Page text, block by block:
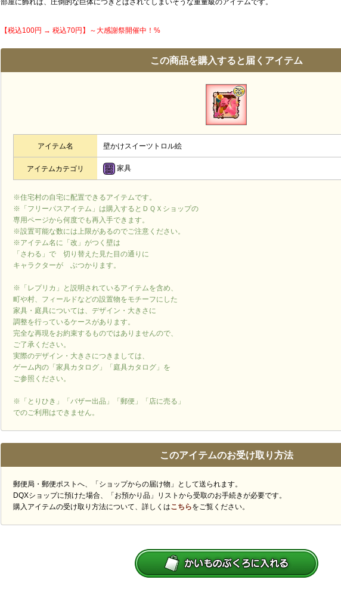
【税込100円 → 税込70円】～大感謝祭開催中！%
この商品を購入すると届くアイテム
アイテム名 壁かけスイーツトロル絵
アイテムカテゴリ 家具
※住宅村の自宅に配置できるアイテムです。
※「フリーパスアイテム」は購入するとＤＱＸショップの
専用ページから何度でも再入手できます。
※設置可能な数には上限があるのでご注意ください。
※アイテム名に「改」がつく壁は
「さわる」で 切り替えた見た目の通りに
キャラクターが ぶつかります。
※「レプリカ」と説明されているアイテムを含め、
町や村、フィールドなどの設置物をモチーフにした
家具・庭具については、デザイン・大きさに
調整を行っているケースがあります。
完全な再現をお約束するものではありませんので、
ご了承ください。
実際のデザイン・大きさにつきましては、
ゲーム内の「家具カタログ」「庭具カタログ」を
ご参照ください。
※「とりひき」「バザー出品」「郵便」「店に売る」
でのご利用はできません。
このアイテムのお受け取り方法
郵便局・郵便ポストへ、「ショップからの届け物」として送られます。
DQXショップに預けた場合、「お預かり品」リストから受取のお手続きが必要です。
購入アイテムの受け取り方法について、詳しくはこちらをご覧ください。